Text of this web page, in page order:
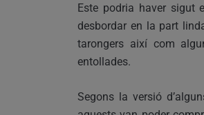
Este podria haver sigut
desbordar en la part
tarongers així com
entollades.
Segons la versió